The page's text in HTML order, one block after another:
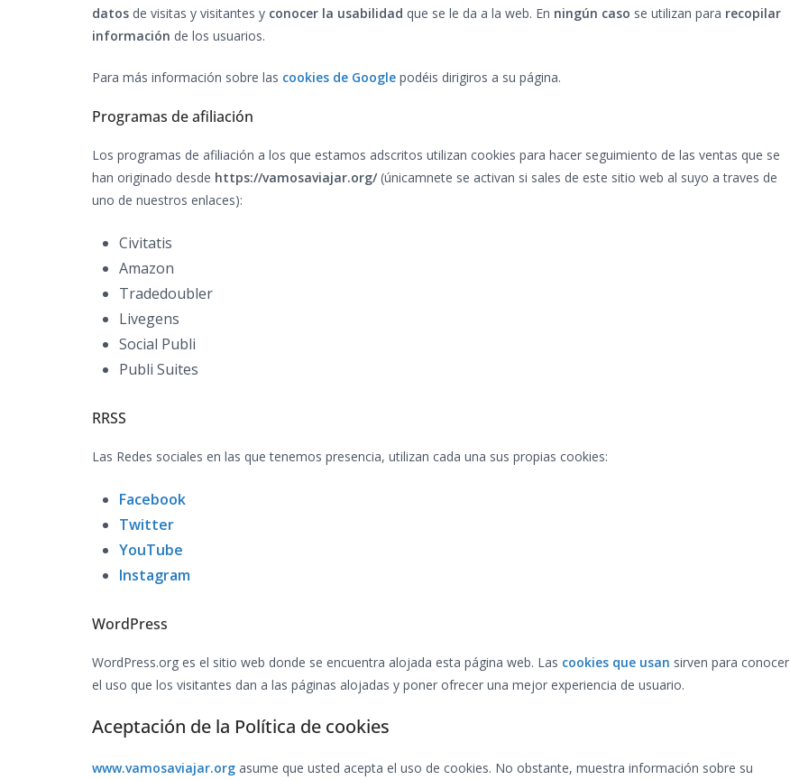
datos de visitas y visitantes y conocer la usabilidad que se le da a la web. En ningún caso se utilizan para recopilar
información de los usuarios.
Para más información sobre las cookies de Google podéis dirigiros a su página.
Programas de afiliación
Los programas de afiliación a los que estamos adscritos utilizan cookies para hacer seguimiento de las ventas que se
han originado desde https://vamosaviajar.org/(únicamnete se activan si sales de este sitio web al suyo a traves de
uno de nuestros enlaces):
Civitatis
Amazon
Tradedoubler
Livegens
Social Publi
Publi Suites
RRSS
Las Redes sociales en las que tenemos presencia, utilizan cada una sus propias cookies:
Facebook
Twitter
YouTube
Instagram
WordPress
WordPress.org es el sitio web donde se encuentra alojada esta página web. Las cookies que usan sirven para conocer
el uso que los visitantes dan a las páginas alojadas y poner ofrecer una mejor experiencia de usuario.
Aceptación de la Política de cookies
www.vamosaviajar.org asume que usted acepta el uso de cookies. No obstante, muestra información sobre su